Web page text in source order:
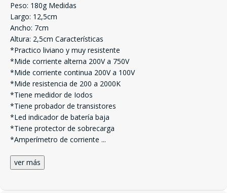
Peso: 180g Medidas
Largo: 12,5cm
Ancho: 7cm
Altura: 2,5cm Características
*Practico liviano y muy resistente
*Mide corriente alterna 200V a 750V
*Mide corriente continua 200V a 100V
*Mide resistencia de 200 a 2000K
*Tiene medidor de Iodos
*Tiene probador de transistores
*Led indicador de batería baja
*Tiene protector de sobrecarga
*Amperímetro de corriente ...
ver más